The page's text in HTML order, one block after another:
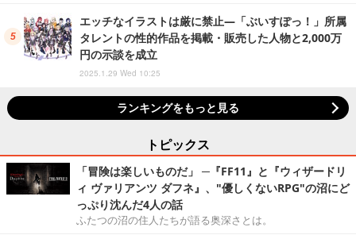
エッチなイラストは厳に禁止―「ぶいすぽっ！」所属
タレントの性的作品を掲載・販売した人物と2,000万
円の示談を成立
2025.1.29 Wed 10:25
ランキングをもっと見る
トピックス
「冒険は楽しいものだ」 ─『FF11』と『ウィザードリ
ィ ヴァリアンツ ダフネ』、"優しくないRPG"の沼にど
っぷり沈んだ4人の話
ふたつの沼の住人たちが語る奥深さとは。